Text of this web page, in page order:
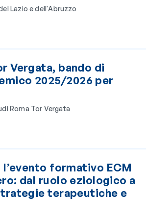
Lazio e dell'Abruzzo
Vergata, bando di
2025/2026 per
Roma Tor Vergata
formativo ECM
dal ruolo eziologico a
terapeutiche e